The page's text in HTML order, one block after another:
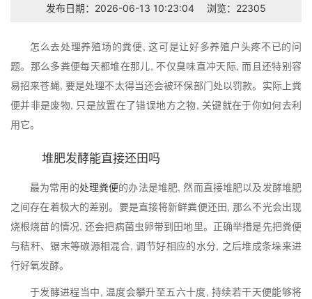
发布日期：2026-06-13 10:23:04 浏览：22305
怎么去处理养殖场的粪便, 这可是让好多养殖户头疼不已的问
题。那么多粪便每天都堆在那儿, 不仅臭味直冲天际, 而且还特别容
易招来苍蝇, 要是处理不太得当还会被环保部门处以罚款。实际上粪
便并非是废物, 只是放置在了错误地方之物, 关键就在于你如何去利
用它。
堆肥发酵能直接还田吗
最为常用的处理粪便的办法是堆肥, 然而直接堆肥以及发酵堆肥
之间存在着极大的差别。要是直接将新鲜粪便还田, 那么不光会出现
烧根烧苗的情况, 还会把病菌虫卵带到田地里。正确举措是先把粪便
与秸秆、锯末等碳源相混合, 调节好相应的水分, 之后堆成条垛来进
行好氧发酵。
于发酵进程当中, 温度会攀升至五六十度, 持续若干天便能够将